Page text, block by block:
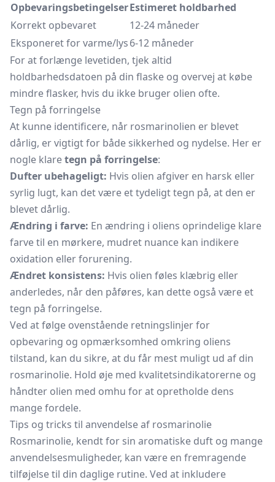
OpbevaringsbetingelserEstimeret holdbarhed
Korrekt opbevaret
12-24 måneder
Eksponeret for varme/lys6-12 måneder
For at forlænge levetiden, tjek altid
holdbarhedsdatoen på din flaske og overvej at købe
mindre flasker, hvis du ikke bruger olien ofte.
Tegn på forringelse
At kunne identificere, når rosmarinolien er blevet
dårlig, er vigtigt for både sikkerhed og nydelse. Her er
nogle klaretegn på forringelse:
Dufter ubehageligt: Hvis olien afgiver en harsk eller
syrlig lugt, kan det være et tydeligt tegn på, at den er
blevet dårlig.
Ændring i farve: En ændring i oliens oprindelige klare
farve til en mørkere, mudret nuance kan indikere
oxidation eller forurening.
Ændret konsistens: Hvis olien føles klæbrig eller
anderledes, når den påføres, kan dette også være et
tegn på forringelse.
Ved at følge ovenstående retningslinjer for
opbevaring og opmærksomhed omkring oliens
tilstand, kan du sikre, at du får mest muligt ud af din
rosmarinolie. Hold øje med kvalitetsindikatorerne og
håndter olien med omhu for at opretholde dens
mange fordele.
Tips og tricks til anvendelse af rosmarinolie
Rosmarinolie, kendt for sin aromatiske duft og mange
anvendelsesmuligheder, kan være en fremragende
tilføjelse til din daglige rutine. Ved at inkludere